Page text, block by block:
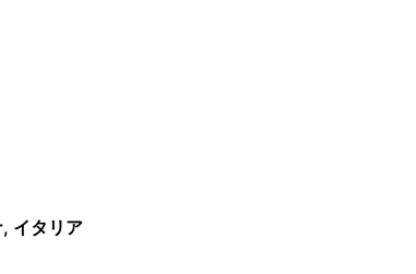
イタリア